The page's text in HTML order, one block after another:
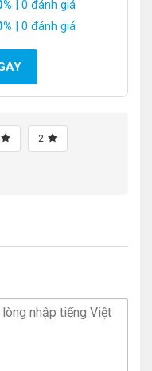
| 0 đánh giá
| 0 đánh giá
2